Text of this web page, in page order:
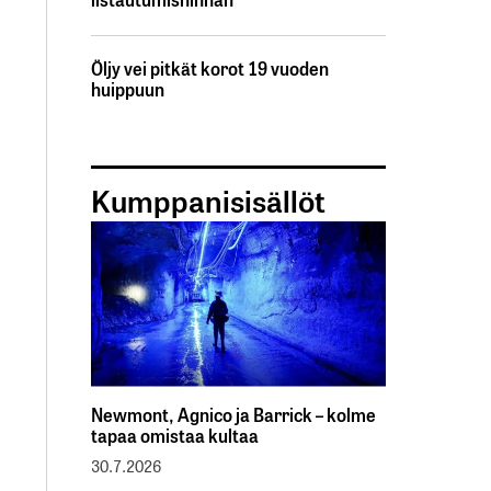
Öljy vei pitkät korot 19 vuoden
huippuun
Kumppanisisällöt
Newmont, Agnico ja Barrick – kolme
tapaa omistaa kultaa
30.7.2026